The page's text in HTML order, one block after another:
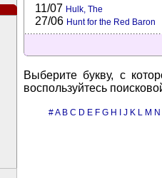
11/07 Hulk, The
27/06 Hunt for the Red Baron
Выберите букву, с
воспользуйтесь
#A B C D E F G H J K L M N